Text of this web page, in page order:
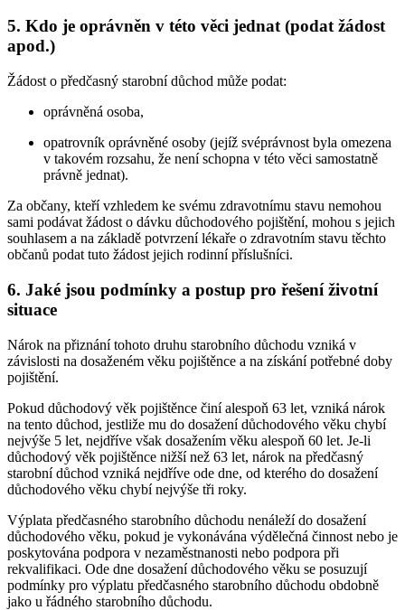
5. Kdo je oprávněn v této věci jednat (podat žádost
apod.)
Žádost o předčasný starobní důchod může podat:
oprávněná osoba,
opatrovník oprávněné osoby (jejíž svéprávnost byla omezena
v takovém rozsahu, že není schopna v této věci samostatně
právně jednat).
Za občany, kteří vzhledem ke svému zdravotnímu stavu nemohou
sami podávat žádost o dávku důchodového pojištění, mohou s jejich
souhlasem a na základě potvrzení lékaře o zdravotním stavu těchto
občanů podat tuto žádost jejich rodinní příslušníci.
6. Jaké jsou podmínky a postup pro řešení životní
situace
Nárok na přiznání tohoto druhu starobního důchodu vzniká v
závislosti na dosaženém věku pojištěnce a na získání potřebné doby
pojištění.
Pokud důchodový věk pojištěnce činí alespoň 63 let, vzniká nárok
na tento důchod, jestliže mu do dosažení důchodového věku chybí
nejvýše 5 let, nejdříve však dosažením věku alespoň 60 let. Je-li
důchodový věk pojištěnce nižší než 63 let, nárok na předčasný
starobní důchod vzniká nejdříve ode dne, od kterého do dosažení
důchodového věku chybí nejvýše tři roky.
Výplata předčasného starobního důchodu nenáleží do dosažení
důchodového věku, pokud je vykonávána výdělečná činnost nebo je
poskytována podpora v nezaměstnanosti nebo podpora při
rekvalifikaci. Ode dne dosažení důchodového věku se posuzují
podmínky pro výplatu předčasného starobního důchodu obdobně
jako u řádného starobního důchodu.